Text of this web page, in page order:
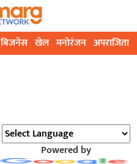
बिजनेस खेल मनोरंजन अपराजिता
Powered by